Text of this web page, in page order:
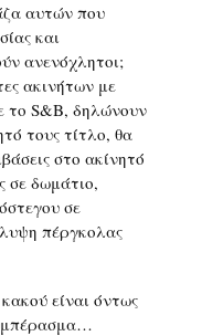
αυτών που
και
ανενόχλητοι;
ακινήτων με
το S&B, δηλώνουν
τους τίτλο, θα
στο ακίνητό
σε δωμάτιο,
σε
πέργκολας
είναι όντως